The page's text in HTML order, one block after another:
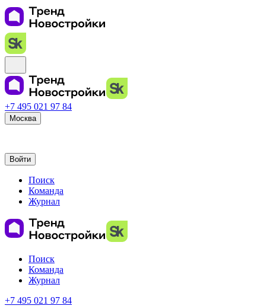
+7 495 021 97 84
Москва
Войти
Поиск
Команда
Журнал
Поиск
Команда
Журнал
+7 495 021 97 84